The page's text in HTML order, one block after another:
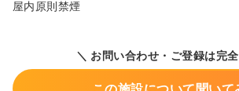
屋内原則禁煙
＼ お問い合わせ・ご登録は完